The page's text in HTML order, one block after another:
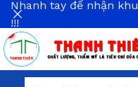
Nhanh tay để nhận
!!!